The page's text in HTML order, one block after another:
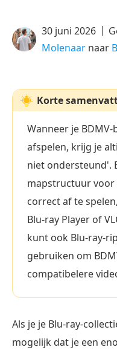
30 juni 2026
Molenaar naar
Korte
Wanneer je
afspelen, krijg je
niet ondersteund'.
mapstructuur voor
correct af te
Blu-ray Player of
kunt ook Blu-ray-
gebruiken om
compatibelere
Als je je Blu-ray-
mogelijk dat je een